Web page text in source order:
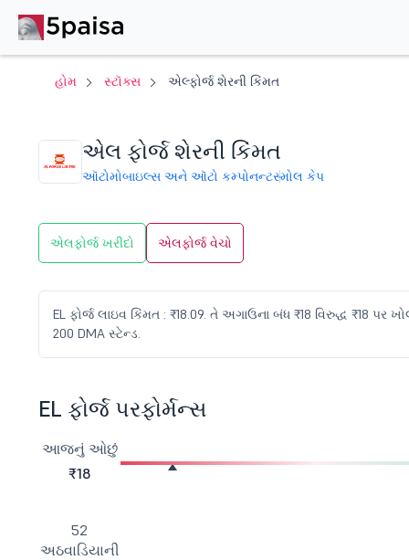
હોમ સ્ટૉક્સ એલ્ફોર્જ શેરની કિંમત
એલ ફોર્જ શેરની કિંમત
ઑટોમોબાઇલ્સ અને ઑટો કમ્પોનન્ટસ્મોલ કેપ
એલફોર્જ ખરીદો એલફોર્જ વેચો
EL ફોર્જ લાઇવ કિંમત : ₹18.09. તે અગાઉના બંધ ₹18 વિરુદ્ધ ₹18 પર
200 DMA સ્ટેન્ડ.
EL ફોર્જ પરફોર્મન્સ
આજનું ઓછું
₹18
52
અઠવાડિયાની